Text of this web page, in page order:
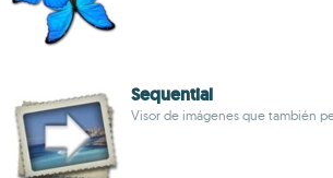
Sequential
Visor de imágenes que también